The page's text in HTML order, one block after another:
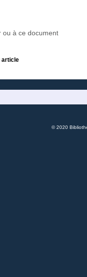
ou à ce document
article
© 2020